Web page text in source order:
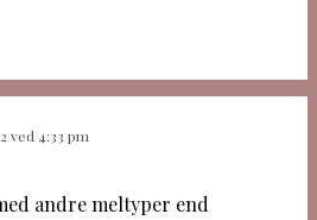
ved 4:33 pm
andre meltyper end